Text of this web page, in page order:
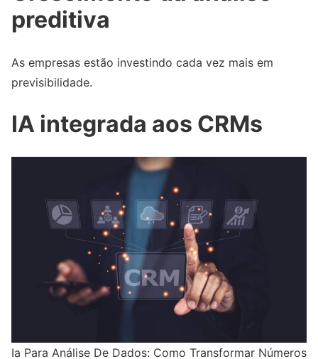
preditiva
As empresas estão investindo cada vez mais em
previsibilidade.
IA integrada aos CRMs
Ia Para Análise De Dados: Como Transformar Números